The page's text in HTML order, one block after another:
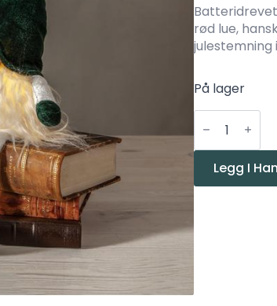
rød lue,
julestemning
På lager
Star
Joylight
Sittende
nisse
grønn
batteridrevet
antall
Legg I